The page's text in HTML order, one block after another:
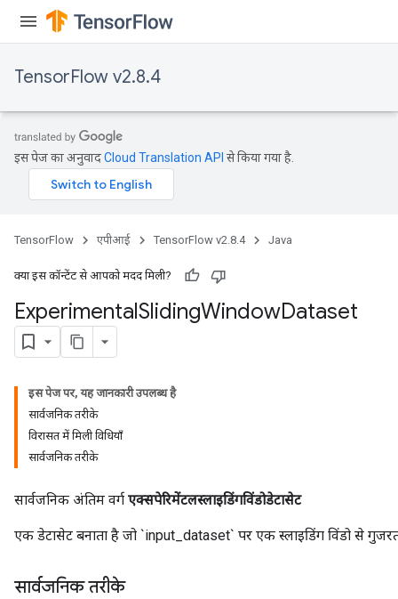
TensorFlow v2.8.4
इस पेज का अनुवादCloud Translation API से किया गया है.
TensorFlow एपीआई TensorFlow v2.8.4 Java
क्या इस कॉन्टेंट से आपको मदद मिली?
ExperimentalSlidingWindowDataset
इस पेज पर, यह जानकारी उपलब्ध है
सार्वजनिक तरीके
विरासत में मिली विधियाँ
सार्वजनिक तरीके
सार्वजनिक अंतिम वर्ग एक्सपेरिमेंटलस्लाइडिंगविंडोडेटासेट
एक डेटासेट बनाता है जो `input_dataset` पर एक स्लाइडिंग विंडो से
सार्वजनिक तरीके